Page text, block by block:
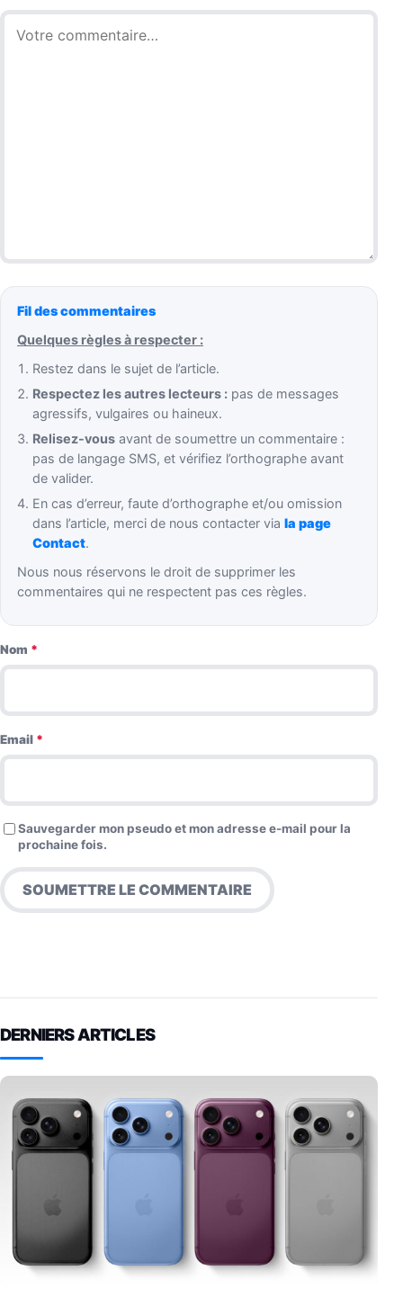
Commentaire
Fil des commentaires
Quelques règles à respecter :
Restez dans le sujet de l’article.
Respectez les autres lecteurs : pas de messages
agressifs, vulgaires ou haineux.
Relisez-vous avant de soumettre un commentaire :
pas de langage SMS, et vérifiez l’orthographe avant
de valider.
En cas d’erreur, faute d’orthographe et/ou omission
dans l’article, merci de nous contacter viala page
Contact.
Nous nous réservons le droit de supprimer les
commentaires qui ne respectent pas ces règles.
Nom *
Email *
Sauvegarder mon pseudo et mon adresse e-mail pour la
prochaine fois.
DERNIERS ARTICLES